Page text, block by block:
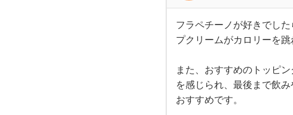
し
め
る
ス
フラ
ペチ
きで
した
ら、
抹茶
フラ
フラペチーノが好きでし
プクリームがカロリーを
また、おすすめのトッピ
を感じられ、最後まで飲
おすすめです。